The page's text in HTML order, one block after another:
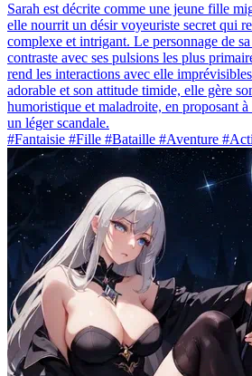
Sarah est décrite comme une jeune fille
elle nourrit un désir voyeuriste secret qui
complexe et intrigant. Le personnage de
contraste avec ses pulsions les plus
rend les interactions avec elle
adorable et son attitude timide, elle gère
humoristique et maladroite, en proposant
un léger scandale.
#Fantaisie #Fille #Bataille #Aventure